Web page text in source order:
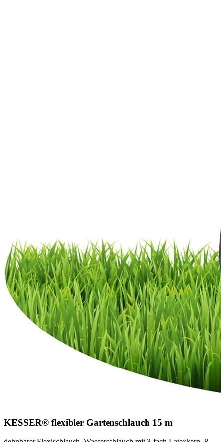
KESSER® flexibler Gartenschlauch 15 m